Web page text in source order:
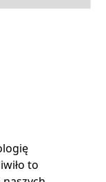
to